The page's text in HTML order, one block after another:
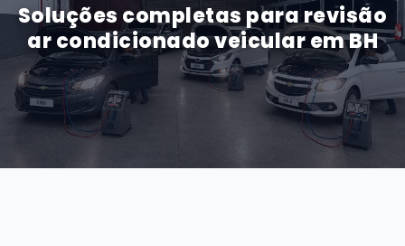
Soluções completas para revisão
ar condicionado veicular em BH